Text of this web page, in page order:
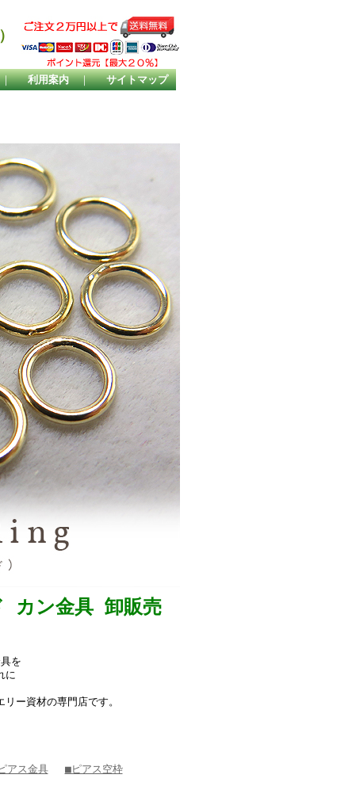
利用案内 ｜ サイトマップ
カン金具 卸販売
を
に
ー資材の専門店です。
アス金具 ■ピアス空枠